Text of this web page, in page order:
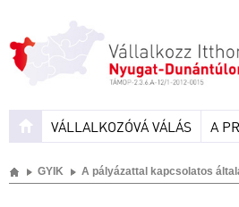
VÁLLALKOZÓVÁ VÁLÁS A
GYIK A pályázattal kapcsolatos